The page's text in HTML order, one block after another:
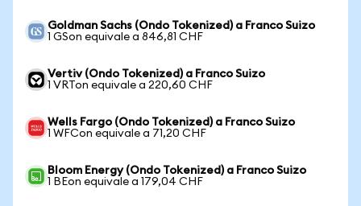
Goldman Sachs (Ondo Tokenized) a Franco Suizo
1 GSon equivale a 846,81 CHF
Vertiv (Ondo Tokenized) a Franco Suizo
1 VRTon equivale a 220,60 CHF
Wells Fargo (Ondo Tokenized) a Franco Suizo
1 WFCon equivale a 71,20 CHF
Bloom Energy (Ondo Tokenized) a Franco Suizo
1 BEon equivale a 179,04 CHF